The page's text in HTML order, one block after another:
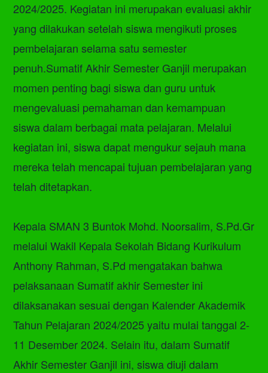
2024/2025. Kegiatan ini merupakan evaluasi akhir
yang dilakukan setelah siswa mengikuti proses
pembelajaran selama satu semester
penuh.Sumatif Akhir Semester Ganjil merupakan
momen penting bagi siswa dan guru untuk
mengevaluasi pemahaman dan kemampuan
siswa dalam berbagai mata pelajaran. Melalui
kegiatan ini, siswa dapat mengukur sejauh mana
mereka telah mencapai tujuan pembelajaran yang
telah ditetapkan.
Kepala SMAN 3 Buntok Mohd. Noorsalim, S.Pd.Gr
melalui Wakil Kepala Sekolah Bidang Kurikulum
Anthony Rahman, S.Pd mengatakan bahwa
pelaksanaan Sumatif akhir Semester ini
dilaksanakan sesuai dengan Kalender Akademik
Tahun Pelajaran 2024/2025 yaitu mulai tanggal 2-
11 Desember 2024. Selain itu, dalam Sumatif
Akhir Semester Ganjil ini, siswa diuji dalam